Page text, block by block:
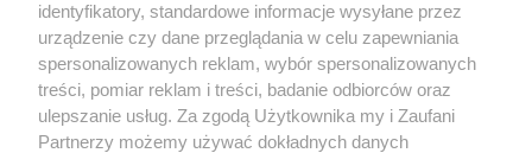
identyfikatory, standardowe informacje wysyłane przez
urządzenie czy dane przeglądania w celu zapewniania
spersonalizowanych reklam, wybór spersonalizowanych
treści, pomiar reklam i treści, badanie odbiorców oraz
ulepszanie usług. Za zgodą Użytkownika my i Zaufani
Partnerzy możemy używać dokładnych danych